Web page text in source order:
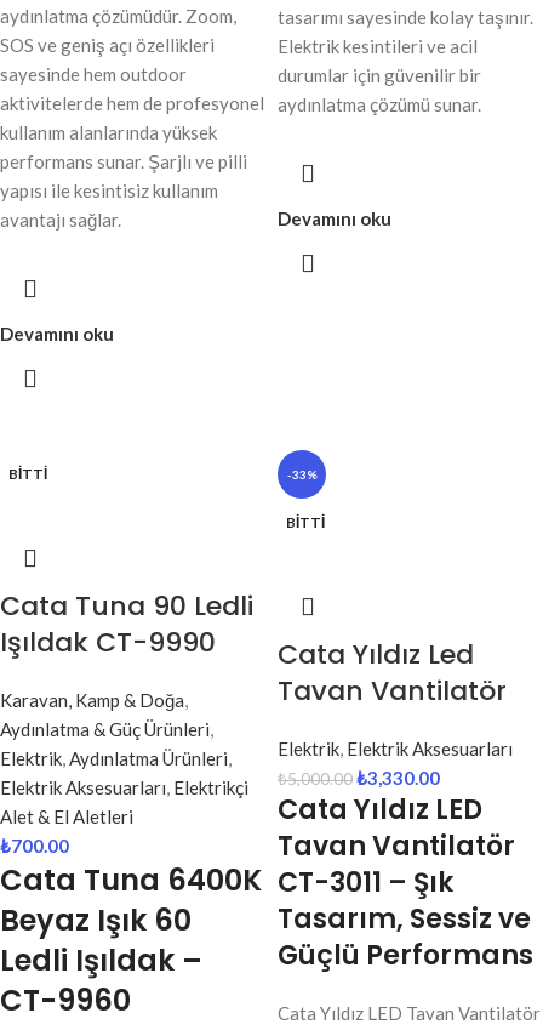
aydınlatma çözümüdür. Zoom,
SOS ve geniş açı özellikleri
sayesinde hem outdoor
aktivitelerde hem de profesyonel
kullanım alanlarında yüksek
performans sunar. Şarjlı ve pilli
yapısı ile kesintisiz kullanım
avantajı sağlar.
Devamını oku
tasarımı sayesinde kolay taşınır.
Elektrik kesintileri ve acil
durumlar için güvenilir bir
aydınlatma çözümü sunar.
Devamını oku
BITTI
Cata Tuna 90 Ledli
Işıldak CT-9990
Karavan, Kamp & Doğa,
Aydınlatma & Güç Ürünleri,
Elektrik,Aydınlatma Ürünleri,
Elektrik Aksesuarları, Elektrikçi
Alet & El Aletleri
₺700.00
Cata Tuna 6400K
Beyaz Işık 60
Ledli Işıldak –
CT-9960
-33%
BITTI
Cata Yıldız Led
Tavan Vantilatör
Elektrik, Elektrik Aksesuarları
₺5,000.00₺3,330.00
Cata Yıldız LED
Tavan Vantilatör
CT-3011 – Şık
Tasarım, Sessiz ve
Güçlü Performans
Cata Yıldız LED Tavan Vantilatör